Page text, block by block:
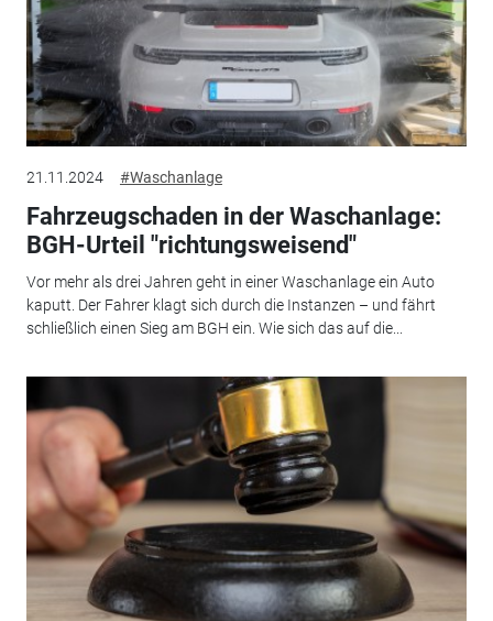
21.11.2024 #Waschanlage
Fahrzeugschaden in der Waschanlage:
BGH-Urteil "richtungsweisend"
Vor mehr als drei Jahren geht in einer Waschanlage ein Auto
kaputt. Der Fahrer klagt sich durch die Instanzen – und fährt
schließlich einen Sieg am BGH ein. Wie sich das auf die...